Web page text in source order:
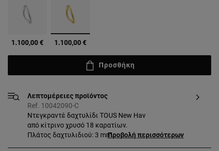
1.100,00 € επιλεγμένα
1.100,00 €
Προσθήκη
Λεπτομέρειες προϊόντος
Ref. 10042090-C
Ντεγκραντέ δαχτυλίδι TOUS New Hav
από κίτρινο χρυσό 18 καρατίων.
Πλάτος δαχτυλιδιού: 3 mm.Προβολή περισσότερων